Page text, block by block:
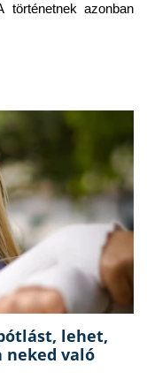
történetnek azonban
lehet,
neked való